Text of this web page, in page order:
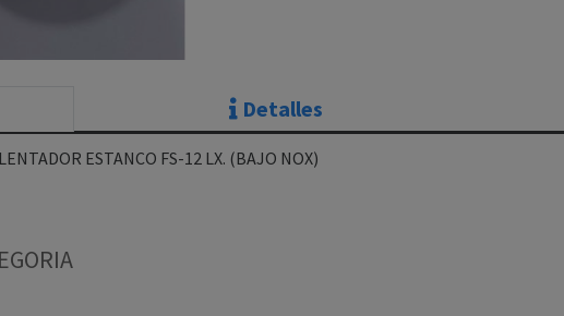
Detalles
ESTANCO FS-12 LX. (BAJO NOX)